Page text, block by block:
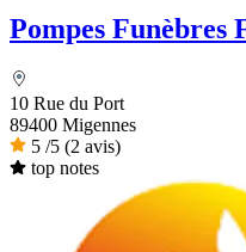
Pompes Funèbres
10 Rue du Port
89400 Migennes
5 /5 (2 avis)
top notes